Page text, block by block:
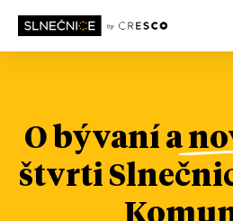
O bývanía
štvrti